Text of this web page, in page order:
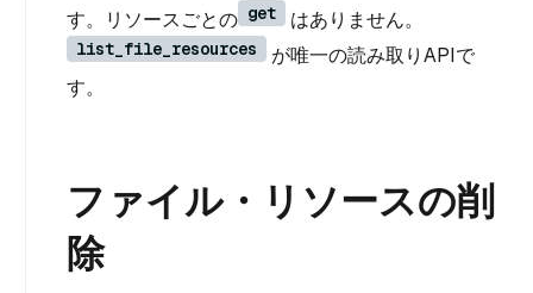
す。リソースごとの get はありません。
list_file_resources
が唯一の読み取りAPIで
す。
ファイル・リソースの削
除